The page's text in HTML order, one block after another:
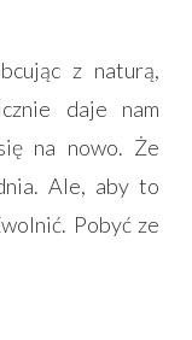
z naturą,
daje nam
na nowo. Że
Ale, aby to
Pobyć ze